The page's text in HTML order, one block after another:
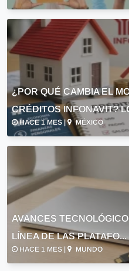
¿POR QUÉ CAMBIA EL
CRÉDITOS INFONAVIT?
HACE 1 MES | MÉXICO
AVANCES
LÍNEA DE LAS PLATAFO...
HACE 1 MES | MUNDO